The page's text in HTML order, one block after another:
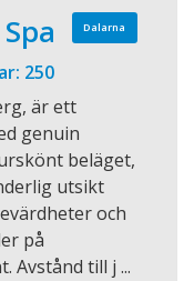
Dalarna
250
är ett
genuin
beläget,
utsikt
och
på
Avstånd till j ...